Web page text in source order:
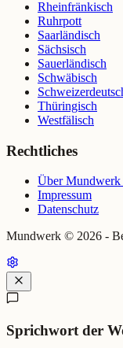
Rheinfränkisch
Ruhrpott
Saarländisch
Sächsisch
Sauerländisch
Schwäbisch
Thüringisch
Westfälisch
Rechtliches
Über
Impressum
Datenschutz
Mundwerk © 2026 -
Sprichwort der